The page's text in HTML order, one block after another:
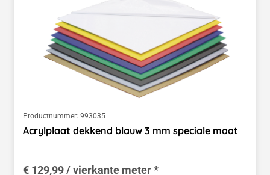
Productnummer: 993035
Acrylplaat dekkend blauw 3 mm speciale maat
€ 129,99 / vierkante meter *